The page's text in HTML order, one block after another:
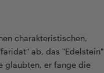
charakteristischen,
ab, das "Edelstein"
glaubten, er fange die